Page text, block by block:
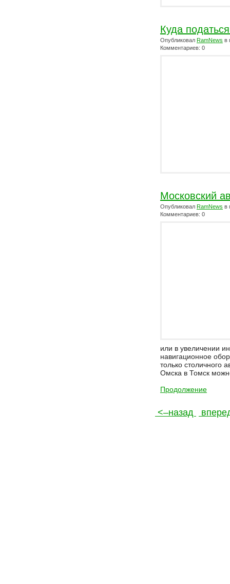
Куда
Опубликовал RamNews в
Комментариев: 0
Московский
Опубликовал RamNews в
Комментариев: 0
или в увеличении
навигационное
только столичного
Омска в Томск
Продолжение
<–назад